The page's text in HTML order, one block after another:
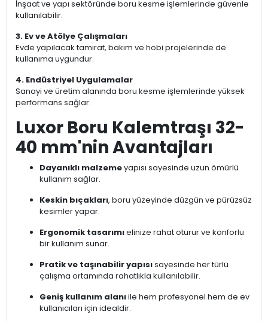
İnşaat ve yapı sektöründe boru kesme işlemlerinde güvenle
kullanılabilir.
3. Ev ve Atölye Çalışmaları
Evde yapılacak tamirat, bakım ve hobi projelerinde de
kullanıma uygundur.
4. Endüstriyel Uygulamalar
Sanayi ve üretim alanında boru kesme işlemlerinde yüksek
performans sağlar.
Luxor Boru Kalemtraşı 32-
40 mm'nin Avantajları
Dayanıklı malzemeyapısı sayesinde uzun ömürlü
kullanım sağlar.
Keskin bıçakları, boru yüzeyinde düzgün ve pürüzsüz
kesimler yapar.
Ergonomik tasarımıelinize rahat oturur ve konforlu
bir kullanım sunar.
Pratik ve taşınabilir yapısısayesinde her türlü
çalışma ortamında rahatlıkla kullanılabilir.
Geniş kullanım alanıile hem profesyonel hem de ev
kullanıcıları için idealdir.